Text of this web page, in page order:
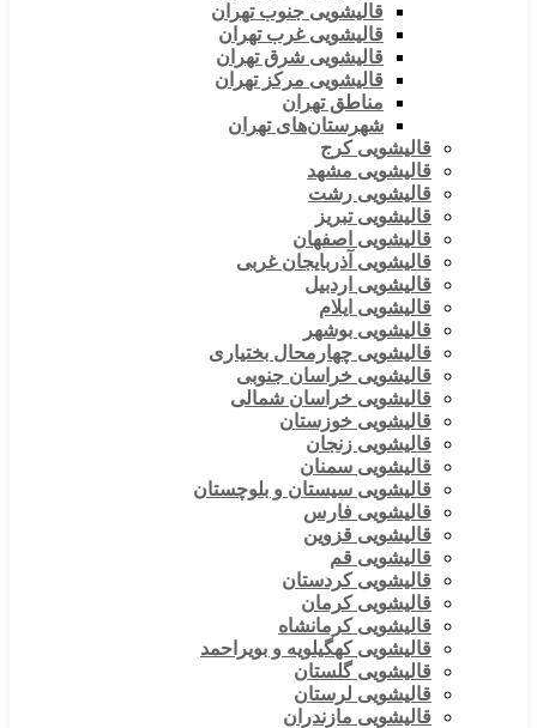
قالیشویی جنوب تهران
قالیشویی غرب تهران
قالیشویی شرق تهران
قالیشویی مرکز تهران
مناطق تهران
شهرستان‌های تهران
قالیشویی کرج
قالیشویی مشهد
قالیشویی رشت
قالیشویی تبریز
قالیشویی اصفهان
قالیشویی آذربایجان غربی
قالیشویی اردبیل
قالیشویی ایلام
قالیشویی بوشهر
قالیشویی چهارمحال بختیاری
قالیشویی خراسان جنوبی
قالیشویی خراسان شمالی
قالیشویی خوزستان
قالیشویی زنجان
قالیشویی سمنان
قالیشویی سیستان و بلوچستان
قالیشویی فارس
قالیشویی قزوین
قالیشویی قم
قالیشویی کردستان
قالیشویی کرمان
قالیشویی کرمانشاه
قالیشویی کهگیلویه و بویراحمد
قالیشویی گلستان
قالیشویی لرستان
قالیشویی مازندران